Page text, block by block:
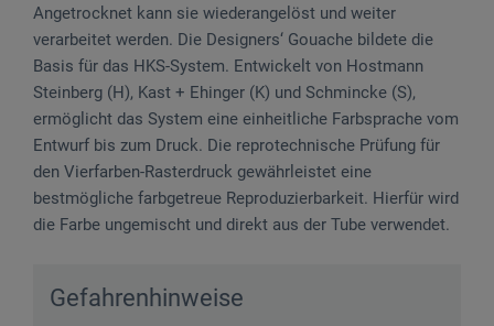
Angetrocknet kann sie wiederangelöst und weiter
verarbeitet werden. Die Designers‘ Gouache bildete die
Basis für das HKS-System. Entwickelt von Hostmann
Steinberg (H), Kast + Ehinger (K) und Schmincke (S),
ermöglicht das System eine einheitliche Farbsprache vom
Entwurf bis zum Druck. Die reprotechnische Prüfung für
den Vierfarben-Rasterdruck gewährleistet eine
bestmögliche farbgetreue Reproduzierbarkeit. Hierfür wird
die Farbe ungemischt und direkt aus der Tube verwendet.
Gefahrenhinweise